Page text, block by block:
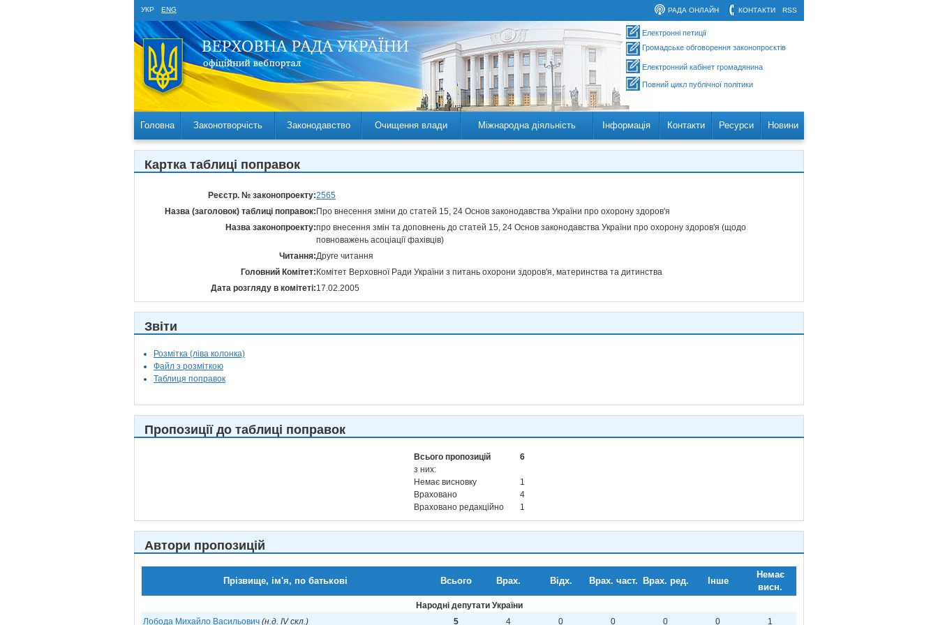
УКР ENG RSS
КОНТАКТИ
РАДА ОНЛАЙН
Електронні петиції
Громадське обговорення законопроєктів
Електронний кабінет громадянина
Повний цикл публічної політики
Головна Законотворчість Законодавство Очищення влади Міжнародна діяльність Інформація Контакти Ресурси Новини
Картка таблиці поправок
Реєстр. № законопроекту:2565
Назва (заголовок) таблиці поправок: Про внесення зміни до статей 15, 24 Основ законодавства України про охорону здоров'я
Назва законопроекту:про внесення змін та доповнень до статей 15, 24 Основ законодавства України про охорону здоров'я (щодо
повноважень асоціації фахівців)
Читання:Друге читання
Головний Комітет: Комітет Верховної Ради України з питань охорони здоров'я, материнства та дитинства
Дата розгляду в комітеті:17.02.2005
Звіти
Розмітка (ліва колонка)
Файл з розміткою
Таблиця поправок
Пропозиції до таблиці поправок
Всього пропозицій
6
з них:
Немає висновку
1
Враховано
4
Враховано редакційно
1
Автори пропозицій
Прізвище, ім'я, по батькові Всього Врах. Відх. Врах. част. Врах. ред. Інше
Немає
висн.
Народні депутати України
Лобода Михайло Васильович (н.д. IV скл.) 5 4 0 0 0 0 1